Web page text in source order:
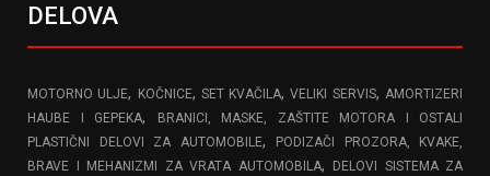
DELOVA
MOTORNO ULJE, KOČNICE, SET KVAČILA,VELIKI SERVIS,AMORTIZERI
HAUBE I GEPEKA,
BRANICI, MASKE, ZAŠTITE MOTORA I OSTALI
PLASTIČNI DELOVI ZA AUTOMOBILE,
PODIZAČI PROZORA, KVAKE,
BRAVE I MEHANIZMI ZA VRATA AUTOMOBILA,
DELOVI SISTEMA ZA